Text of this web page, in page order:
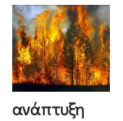
ανάπτυξη